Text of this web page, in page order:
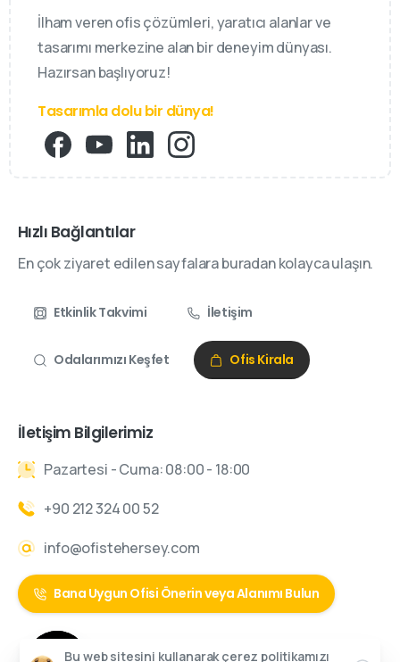
İlham veren ofis çözümleri, yaratıcı alanlar ve
tasarımı merkezine alan bir deneyim dünyası.
Hazırsan başlıyoruz!
Tasarımla dolu bir dünya!
Hızlı Bağlantılar
En çok ziyaret edilen sayfalara buradan kolayca ulaşın.
Etkinlik Takvimi İletişim
Odalarımızı Keşfet Ofis Kirala
İletişim Bilgilerimiz
Pazartesi - Cuma: 08:00 - 18:00
+90 212 324 00 52
info@ofistehersey.com
Bana Uygun Ofisi Önerin veya Alanımı Bulun
Bu web sitesini kullanarak çerez politikamızı